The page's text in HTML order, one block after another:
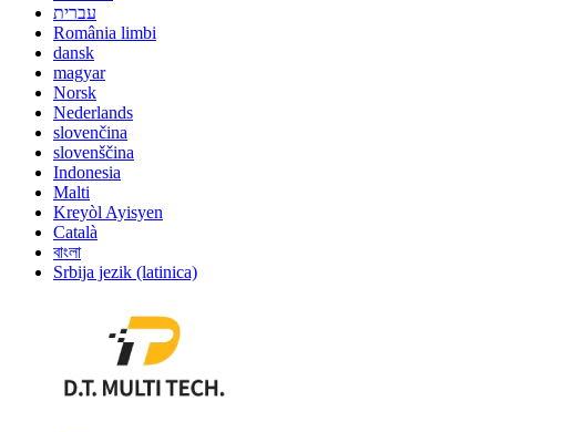
עברית
România limbi
dansk
magyar
Norsk
Nederlands
slovenčina
slovenščina
Indonesia
Malti
Kreyòl Ayisyen
Català
বাংলা
Srbija jezik (latinica)